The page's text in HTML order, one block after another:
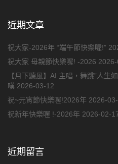
近期文章
祝大家-2026年 “端午節快樂喔!”
祝大家 母親節快樂喔! -2026
【月下聽風】AI 主唱，舞跳”人生
嘆 2026-03-12
祝~元宵節快樂喔!2026年 2026-
祝新年快樂喔 !-2026年 2026-02-
近期留言